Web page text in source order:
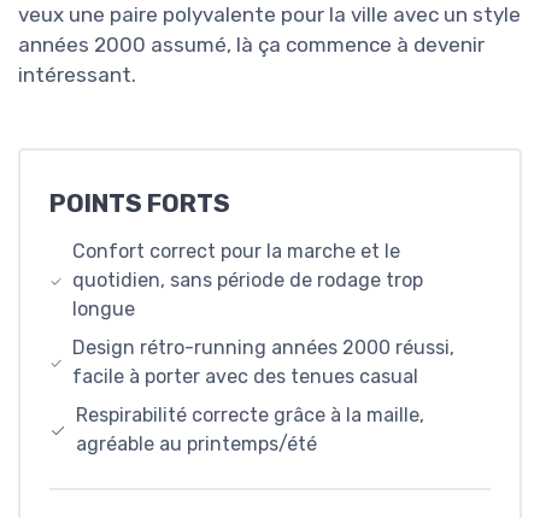
veux une paire polyvalente pour la ville avec un style
années 2000 assumé, là ça commence à devenir
intéressant.
POINTS FORTS
Confort correct pour la marche et le
quotidien, sans période de rodage trop
longue
Design rétro-running années 2000 réussi,
facile à porter avec des tenues casual
Respirabilité correcte grâce à la maille,
agréable au printemps/été